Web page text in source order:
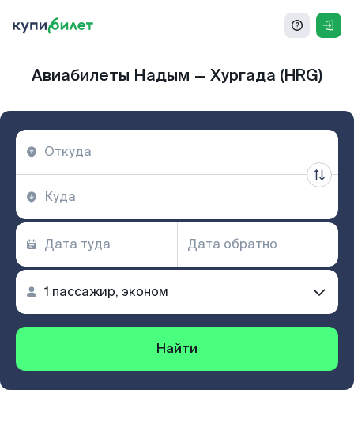
Авиабилеты Надым — Хургада (HRG)
Найти